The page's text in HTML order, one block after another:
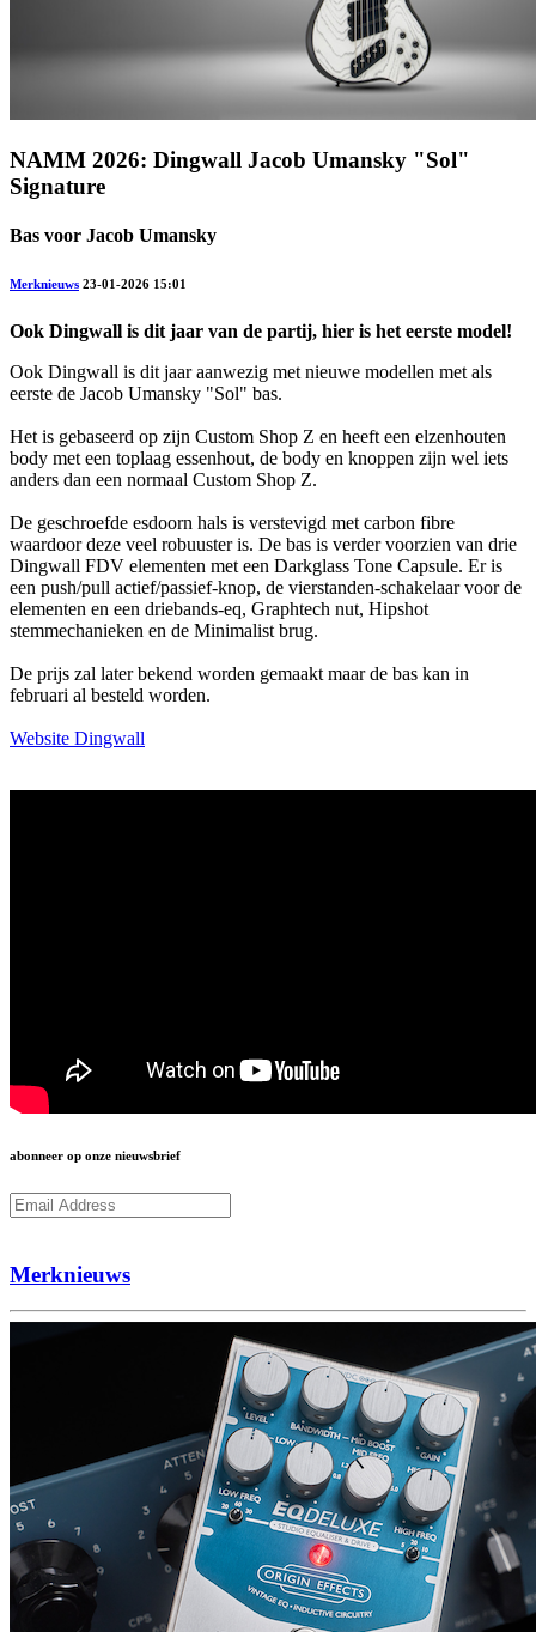
NAMM 2026: Dingwall Jacob Umansky "Sol"
Signature
Bas voor Jacob Umansky
Merknieuws 23-01-2026 15:01
Ook Dingwall is dit jaar van de partij, hier is het eerste model!
Ook Dingwall is dit jaar aanwezig met nieuwe modellen met als
eerste de Jacob Umansky "Sol" bas.
Het is gebaseerd op zijn Custom Shop Z en heeft een elzenhouten
body met een toplaag essenhout, de body en knoppen zijn wel iets
anders dan een normaal Custom Shop Z.
De geschroefde esdoorn hals is verstevigd met carbon fibre
waardoor deze veel robuuster is. De bas is verder voorzien van drie
Dingwall FDV elementen met een Darkglass Tone Capsule. Er is
een push/pull actief/passief-knop, de vierstanden-schakelaar voor de
elementen en een driebands-eq, Graphtech nut, Hipshot
stemmechanieken en de Minimalist brug.
De prijs zal later bekend worden gemaakt maar de bas kan in
februari al besteld worden.
Website Dingwall
abonneer op onze nieuwsbrief
Merknieuws